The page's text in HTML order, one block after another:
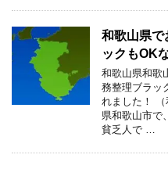
和歌山県で
ックもOK
和歌山県和歌
務整理ブラッ
れました！
県和歌山市で
貧乏人で …